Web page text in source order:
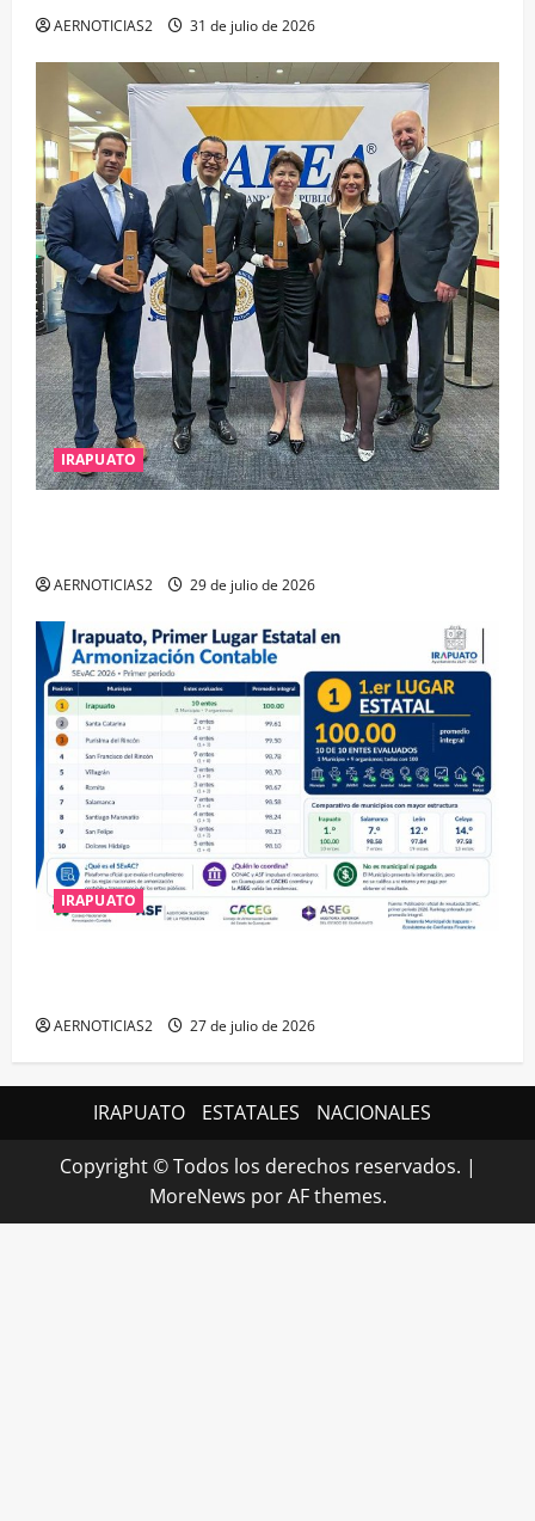
AERNOTICIAS2 31 de julio de 2026
IRAPUATO
AERNOTICIAS2 29 de julio de 2026
IRAPUATO
AERNOTICIAS2 27 de julio de 2026
IRAPUATO ESTATALES NACIONALES
Copyright © Todos los derechos reservados. |
MoreNews por AF themes.